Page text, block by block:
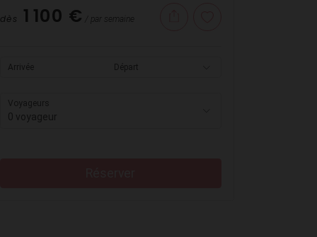
dès 1 100 € / par semaine
Arrivée Départ
Voyageurs
0 voyageur